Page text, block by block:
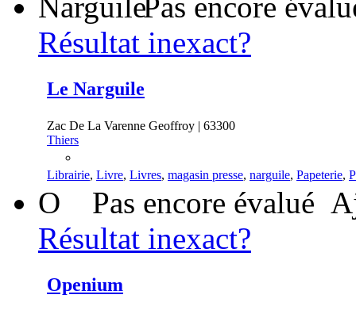
Résultat inexact?
Le Narguile
Zac De La Varenne Geoffroy | 63300
Thiers
Librairie, Livre, Livres, magasin presse, narguile, Papeterie,
O Pas encore évalué
Résultat inexact?
Openium